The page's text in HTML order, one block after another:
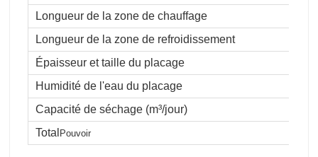
Longueur de la zone de chauffage
Longueur de la zone de refroidissement
Épaisseur et taille du placage
Humidité de l'eau du placage
Capacité de séchage (m³/jour)
Total Pouvoir